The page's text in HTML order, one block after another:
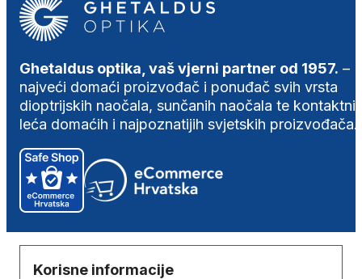
Ghetaldus optika, vaš vjerni partner od 1957. –
najveći domaći proizvođač i ponuđač svih vrsta
dioptrijskih naočala, sunčanih naočala te
leća domaćih i najpoznatijih svjetskih proizvođača.
Korisne informacije